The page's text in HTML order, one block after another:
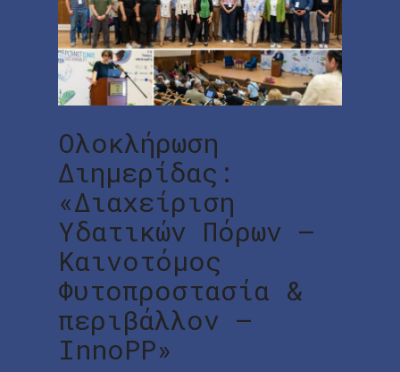
Ολοκλήρωση
Διημερίδας:
«Διαχείριση
Υδατικών Πόρων –
Καινοτόμος
Φυτοπροστασία &
περιβάλλον –
InnoPP»